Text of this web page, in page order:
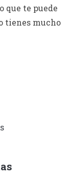
que te puede
tienes mucho